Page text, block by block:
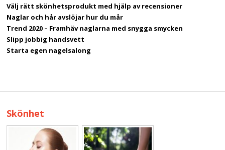
Välj rätt skönhetsprodukt med hjälp av recensioner
Naglar och hår avslöjar hur du mår
Trend 2020 – Framhäv naglarna med snygga smycken
Slipp jobbig handsvett
Starta egen nagelsalong
Skönhet